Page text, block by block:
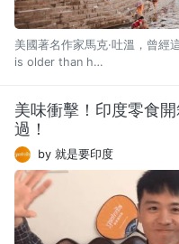
美國著名作家馬克·吐溫，曾經
is older than h…
美味衝擊！印度零食
過！
by 就是要印度